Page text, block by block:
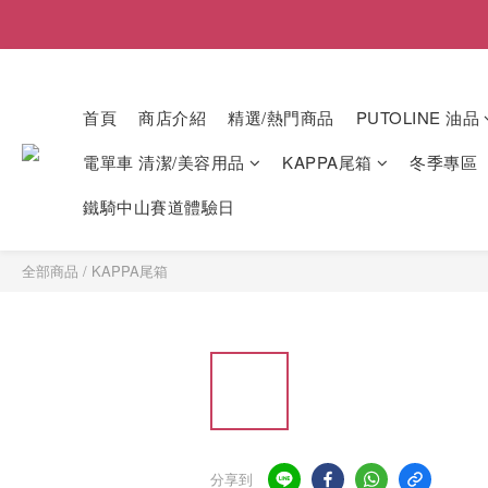
首頁 商店介紹 精選/熱門商品
PUTOLINE 油品
電單車 清潔/美容用品
KAPPA尾箱
冬季專區
鐵騎中山賽道體驗日
全部商品 / KAPPA尾箱
分享到